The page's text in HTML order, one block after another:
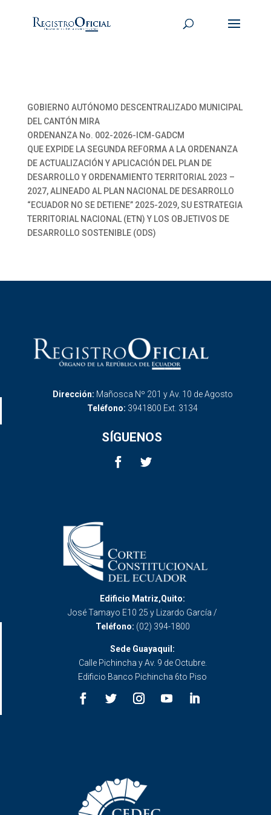
GOBIERNO AUTÓNOMO DESCENTRALIZADO MUNICIPAL
DEL CANTÓN MIRA
ORDENANZA No. 002-2026-ICM-GADCM
QUE EXPIDE LA SEGUNDA REFORMA A LA ORDENANZA
DE ACTUALIZACIÓN Y APLICACIÓN DEL PLAN DE
DESARROLLO Y ORDENAMIENTO TERRITORIAL 2023 –
2027, ALINEADO AL PLAN NACIONAL DE DESARROLLO
“ECUADOR NO SE DETIENE” 2025-2029, SU ESTRATEGIA
TERRITORIAL NACIONAL (ETN) Y LOS OBJETIVOS DE
DESARROLLO SOSTENIBLE (ODS)
Dirección: Mañosca Nº 201 y Av. 10 de Agosto
Teléfono: 3941800 Ext. 3134
SÍGUENOS
Edificio Matriz,Quito:
José Tamayo E10 25 y Lizardo García /
Teléfono: (02) 394-1800
Sede Guayaquil:
Calle Pichincha y Av. 9 de Octubre.
Edificio Banco Pichincha 6to Piso